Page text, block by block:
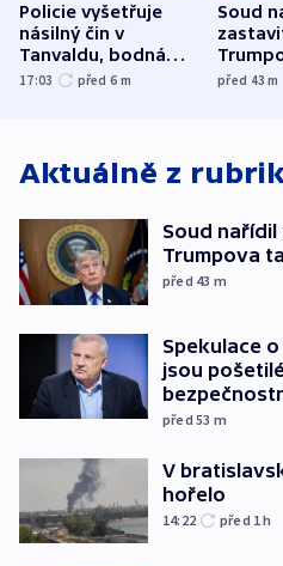
Policie vyšetřuje
násilný čin v
Tanvaldu, bodná
zranění při něm
17:03 před 6 m
Soud
před 43m
Aktuálně z
Soud
Trumpova
před 43 m
Spekulace
jsou
před 53 m
V
hořelo
14:22 před 1h